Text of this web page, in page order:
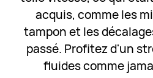
acquis, comme les
tampon et les
passé. Profitez d'un
fluides comme